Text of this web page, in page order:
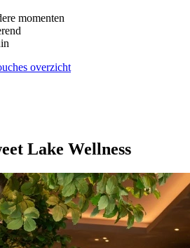
momenten
overzicht
Lake Wellness